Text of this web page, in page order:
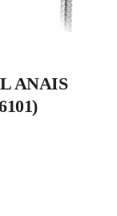
ANAIS